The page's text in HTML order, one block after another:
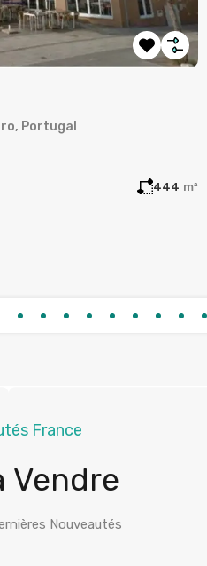
Portugal
444 m²
France
Vendre
Nouveautés